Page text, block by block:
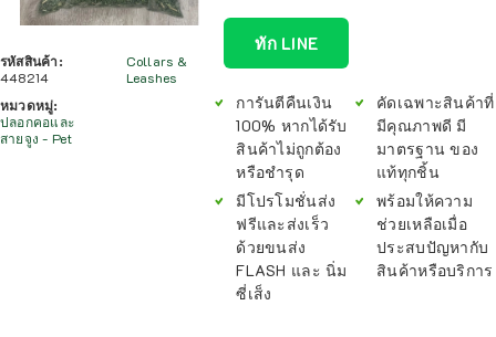
รหัสสินค้า:
448214
หมวดหมู่:
ปลอกคอและ
สายจูง - Pet
Collars &
Leashes
ทัก LINE
การันตีคืนเงิน
100% หากได้รับ
สินค้าไม่ถูกต้อง
หรือชำรุด
มีโปรโมชั่นส่ง
ฟรีและส่งเร็ว
ด้วยขนส่ง
FLASH และ นิ่ม
ซี่เส็ง
คัดเฉพาะสินค้าที่
มีคุณภาพดี มี
มาตรฐาน ของ
แท้ทุกชิ้น
พร้อมให้ความ
ช่วยเหลือเมื่อ
ประสบปัญหากับ
สินค้าหรือบริการ